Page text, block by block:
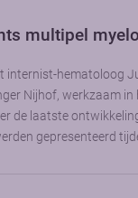
multipel
internist-hematoloog
Nijhof, werkzaam in
de laatste
gepresenteerd